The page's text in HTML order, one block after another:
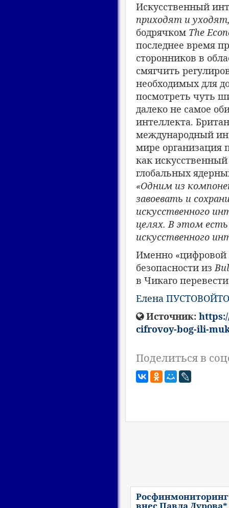
Искусственный
приходят и
бодрячком The
последнее время
сторонников в
смягчить
необходимых для
посмотреть чуть
далеко не самое
интеллекта.
международный
мире организация
как
глобальных
«Одним из
завоевать и
искусственного
целях. В этом
искусственного
Именно «цифровой
безопасности из
в Чикаго
Елена
Источник:
cifrovoy-bog-ili-
Поделиться в
Росфинмониторинг